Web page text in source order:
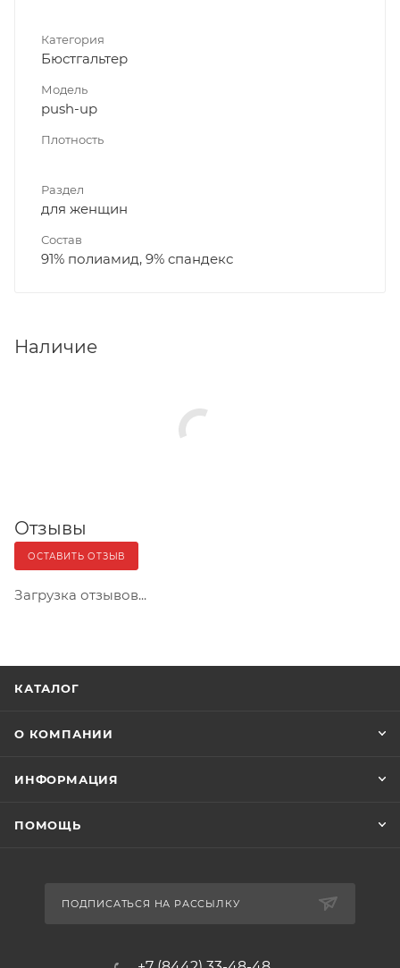
Категория
Бюстгальтер
Модель
push-up
Плотность
Раздел
для женщин
Состав
91% полиамид, 9% спандекс
Наличие
Отзывы
ОСТАВИТЬ ОТЗЫВ
Загрузка отзывов...
КАТАЛОГ
О КОМПАНИИ
ИНФОРМАЦИЯ
ПОМОЩЬ
ПОДПИСАТЬСЯ НА РАССЫЛКУ